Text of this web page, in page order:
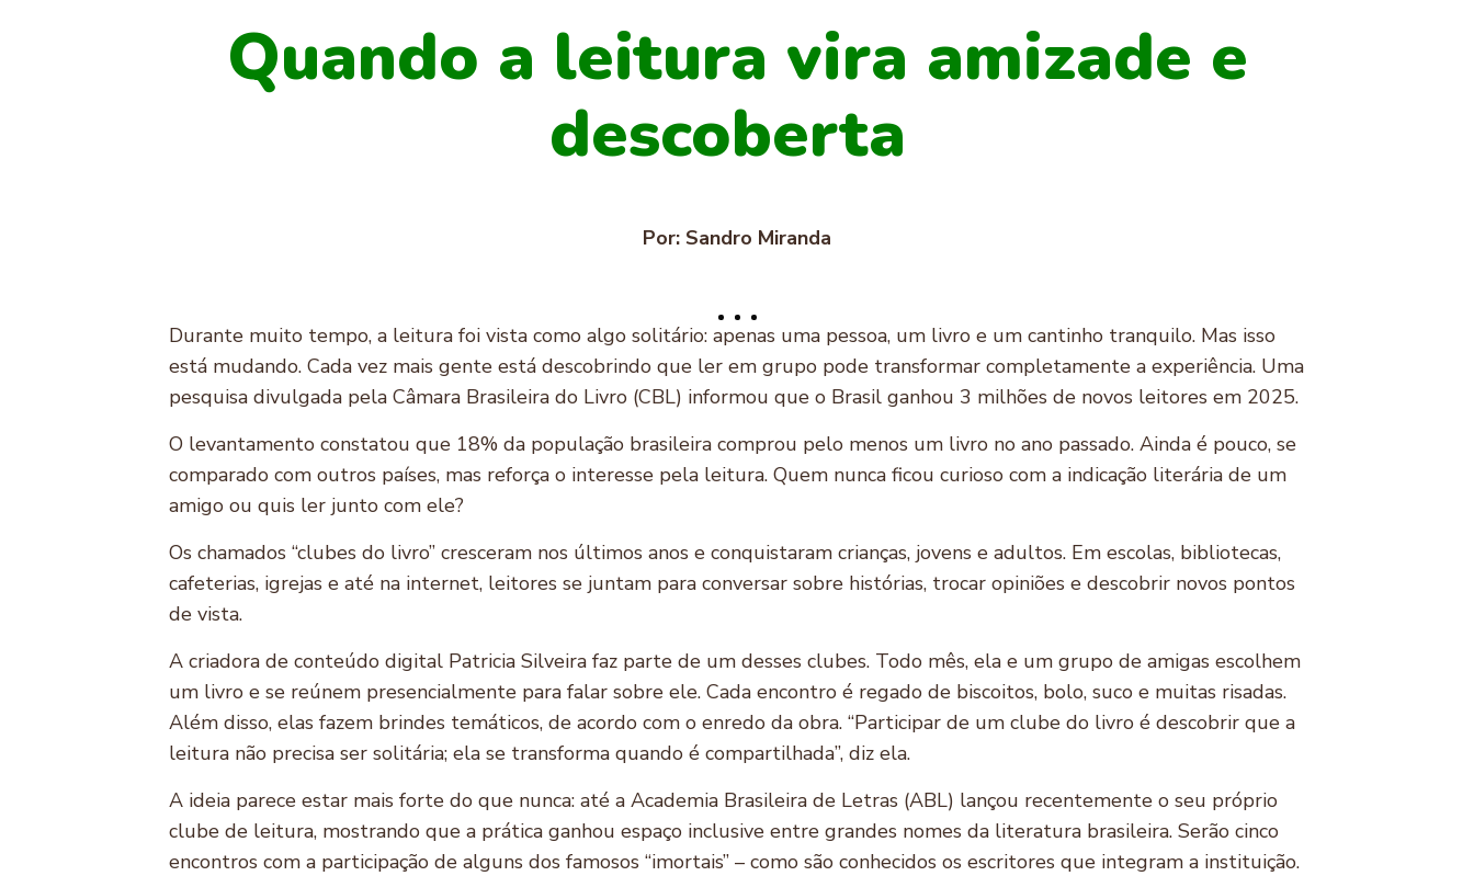
Quando a leitura vira amizade e
descoberta
Por: Sandro Miranda
Durante muito tempo, a leitura foi vista como algo solitário: apenas uma pessoa, um livro e um cantinho tranquilo. Mas isso
está mudando. Cada vez mais gente está descobrindo que ler em grupo pode transformar completamente a experiência. Uma
pesquisa divulgada pela Câmara Brasileira do Livro (CBL) informou que o Brasil ganhou 3 milhões de novos leitores em 2025.
O levantamento constatou que 18% da população brasileira comprou pelo menos um livro no ano passado. Ainda é pouco, se
comparado com outros países, mas reforça o interesse pela leitura. Quem nunca ficou curioso com a indicação literária de um
amigo ou quis ler junto com ele?
Os chamados “clubes do livro” cresceram nos últimos anos e conquistaram crianças, jovens e adultos. Em escolas, bibliotecas,
cafeterias, igrejas e até na internet, leitores se juntam para conversar sobre histórias, trocar opiniões e descobrir novos pontos
de vista.
A criadora de conteúdo digital Patricia Silveira faz parte de um desses clubes. Todo mês, ela e um grupo de amigas escolhem
um livro e se reúnem presencialmente para falar sobre ele. Cada encontro é regado de biscoitos, bolo, suco e muitas risadas.
Além disso, elas fazem brindes temáticos, de acordo com o enredo da obra. “Participar de um clube do livro é descobrir que a
leitura não precisa ser solitária; ela se transforma quando é compartilhada”, diz ela.
A ideia parece estar mais forte do que nunca: até a Academia Brasileira de Letras (ABL) lançou recentemente o seu próprio
clube de leitura, mostrando que a prática ganhou espaço inclusive entre grandes nomes da literatura brasileira. Serão cinco
encontros com a participação de alguns dos famosos “imortais” – como são conhecidos os escritores que integram a instituição.